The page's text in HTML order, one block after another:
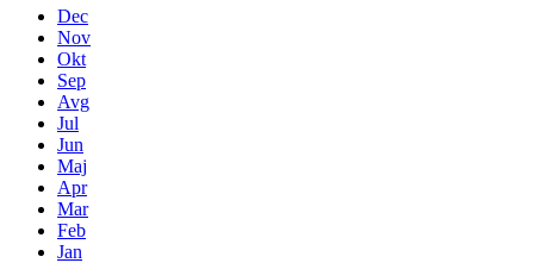
Dec
Nov
Okt
Sep
Avg
Jul
Jun
Maj
Apr
Mar
Feb
Jan